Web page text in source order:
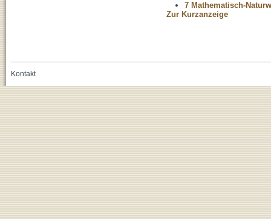
7 Mathematisch-
Zur Kurzanzeige
Kontakt